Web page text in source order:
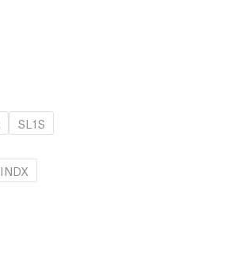
SL1S
INDX